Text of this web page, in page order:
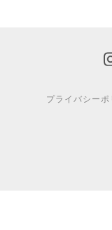
プライバシーポ